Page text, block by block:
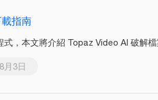
指南
，本文將介紹 Topaz Video AI 破解
月3日